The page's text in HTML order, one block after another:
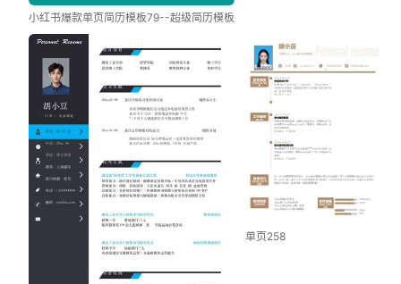
小红书爆款单页简历模板79--超级简历模板
单页258